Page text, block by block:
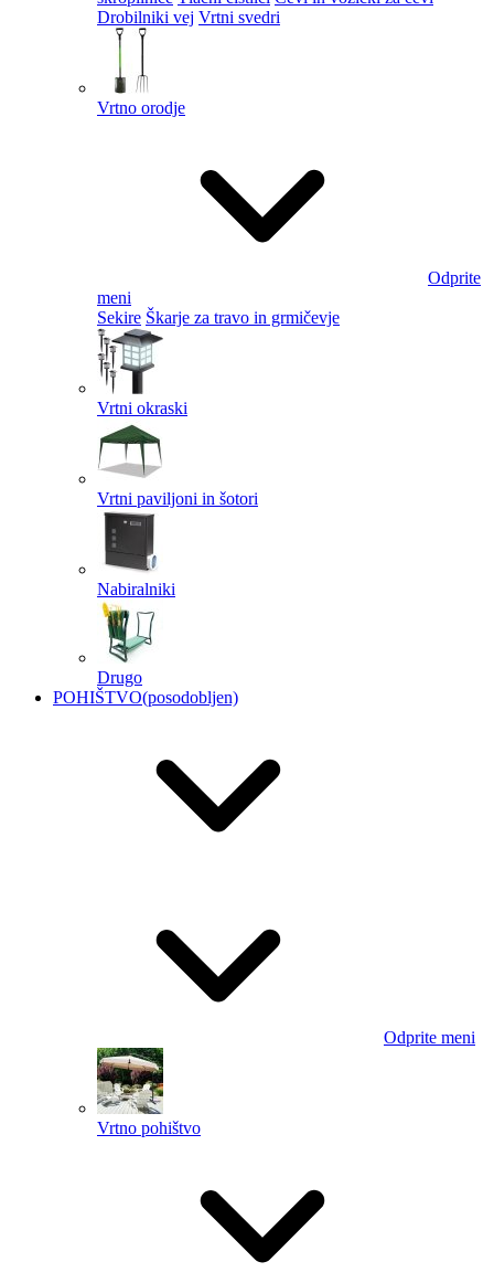
Drobilniki vej Vrtni svedri
Vrtno orodje
Odprite
meni
Sekire Škarje za travo in grmičevje
Vrtni okraski
Vrtni paviljoni in šotori
Nabiralniki
Drugo
POHIŠTVO(posodobljen)
Odprite meni
Vrtno pohištvo